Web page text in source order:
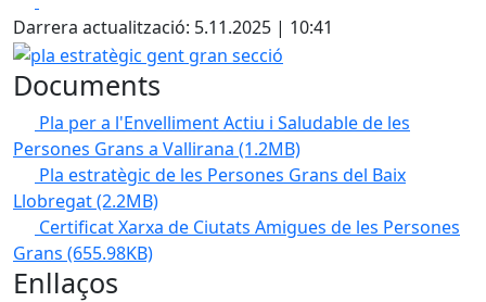
Darrera actualització: 5.11.2025 | 10:41
pla estratègic gent gran secció
Documents
Pla per a l'Envelliment Actiu i Saludable de les
Persones Grans a Vallirana (1.2MB)
Pla estratègic de les Persones Grans del Baix
Llobregat(2.2MB)
Certificat Xarxa de Ciutats Amigues de les Persones
Grans (655.98KB)
Enllaços